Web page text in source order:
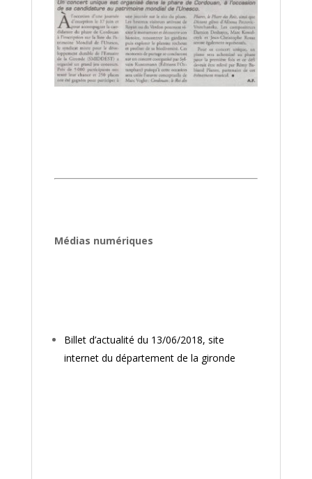
Médias numériques
Billet d’actualité du 13/06/2018, site
internet du département de la gironde